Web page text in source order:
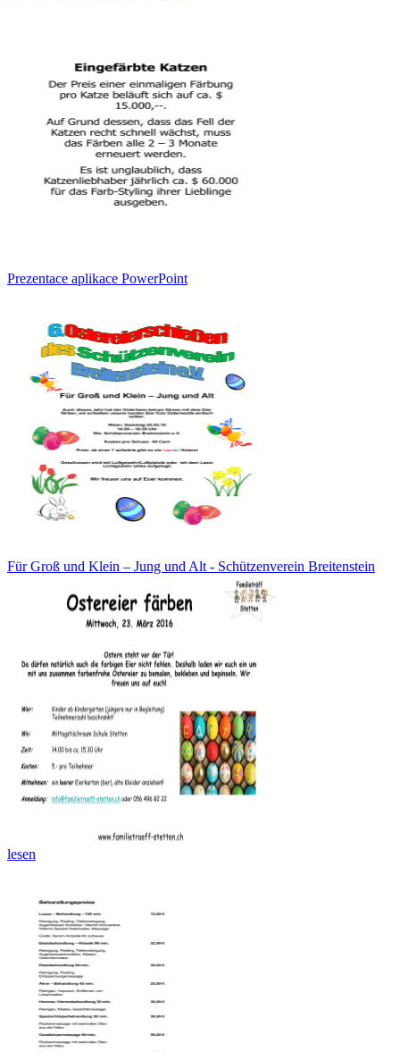
Prezentace aplikace PowerPoint
Für Groß und Klein – Jung und Alt - Schützenverein Breitenstein
lesen